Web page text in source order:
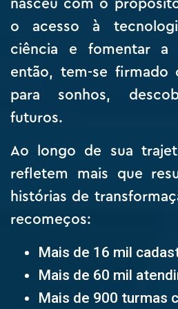
nasceu com o
o acesso à
ciência e fomentar a
então, tem-se firmado
para sonhos,
futuros.
Ao longo de sua
refletem mais que
histórias de
recomeços:
Mais de 16 mil
Mais de 60 mil
Mais de 900 turmas